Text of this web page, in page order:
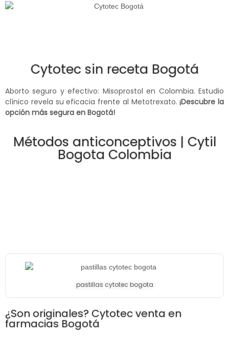
Cytotec sin receta Bogotá
Aborto seguro y efectivo: Misoprostol en Colombia. Estudio
clínico revela su eficacia frente al Metotrexato.¡Descubre la
opción más segura en Bogotá!
Métodos anticonceptivos | Cytil
Bogota Colombia
pastillas cytotec bogota
¿Son originales? Cytotec venta en
farmacias Bogotá